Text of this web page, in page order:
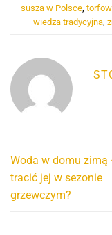
susza w Polsce
wiedza tradycyjna,
Woda w domu zimą
tracić jej w sezonie
grzewczym?